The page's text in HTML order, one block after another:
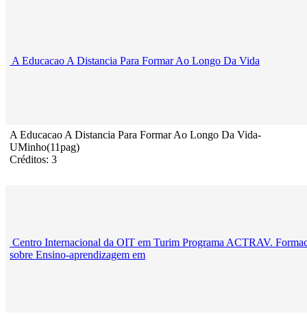
A Educacao A Distancia Para Formar Ao Longo Da Vida
A Educacao A Distancia Para Formar Ao Longo Da Vida-
UMinho(11pag)
Créditos: 3
Centro Internacional da OIT em Turim Programa ACTRAV.
sobre Ensino-aprendizagem em